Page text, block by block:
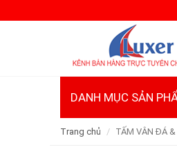
DANH MỤC SẢN
Trang chủ TẤM VÂN ĐÁ &